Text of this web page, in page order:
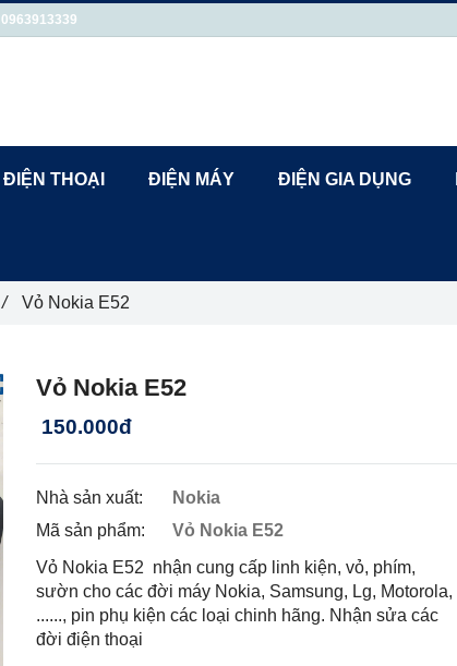
Vỏ Nokia E52
150.000đ
Nhà sản xuất:
Nokia
Mã sản phẩm:
Vỏ Nokia E52
Vỏ Nokia E52 nhận cung cấp linh kiện, vỏ, phím,
sườn cho các đời máy Nokia, Samsung, Lg, Motorola,
......, pin phụ kiện các loại chinh hãng. Nhận sửa các
đời điện thoại
/ Vỏ Nokia E52
0963913339
ĐIỆN THOẠI ĐIỆN MÁY ĐIỆN GIA DỤNG